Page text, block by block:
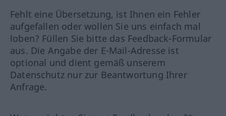
Fehlt eine Übersetzung, ist Ihnen ein Fehler
aufgefallen oder wollen Sie uns einfach mal
loben? Füllen Sie bitte das Feedback-Formular
aus. Die Angabe der E-Mail-Adresse ist
optional und dient gemäß unserem
Datenschutz nur zur Beantwortung Ihrer
Anfrage.